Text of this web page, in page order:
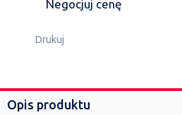
Negocjuj cenę
Drukuj
Opis produktu